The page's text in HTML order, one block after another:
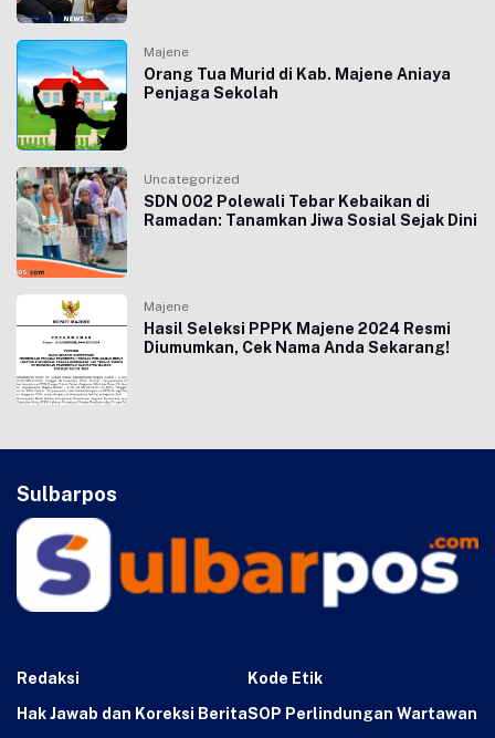
Majene
Orang Tua Murid di Kab. Majene Aniaya
Penjaga Sekolah
Uncategorized
SDN 002 Polewali Tebar Kebaikan di
Ramadan: Tanamkan Jiwa Sosial Sejak Dini
Majene
Hasil Seleksi PPPK Majene 2024 Resmi
Diumumkan, Cek Nama Anda Sekarang!
Sulbarpos
Redaksi
Kode Etik
Hak Jawab dan Koreksi BeritaSOP Perlindungan Wartawan